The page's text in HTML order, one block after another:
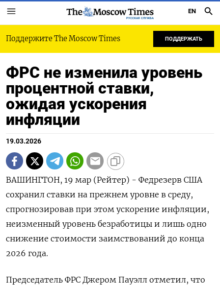
РУССКАЯ СЛУЖБА
EN
Поддержите The Moscow Times ПОДДЕРЖАТЬ
ФРС не изменила уровень
процентной ставки,
ожидая ускорения
инфляции
19.03.2026
ВАШИНГТОН, 19 мар (Рейтер) - Федрезерв США
сохранил ставки на прежнем уровне в среду,
спрогнозировав при этом ускорение инфляции,
неизменный уровень безработицы и лишь одно
снижение стоимости заимствований до конца
2026 года.
Председатель ФРС ‌Джером Пауэлл отметил, что